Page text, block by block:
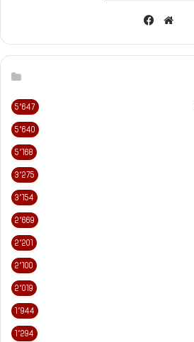
موقع
5٬647
5٬640
5٬168
3٬275
3٬154
2٬669
2٬201
2٬100
2٬019
1٬944
1٬294